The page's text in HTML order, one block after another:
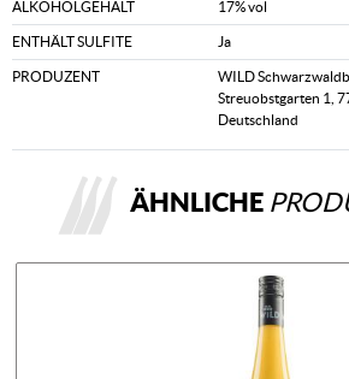
ALKOHOLGEHALT 17% vol
ENTHÄLT SULFITE Ja
PRODUZENT
WILD
Streuobstgarten 1,
Deutschland
ÄHNLICHE